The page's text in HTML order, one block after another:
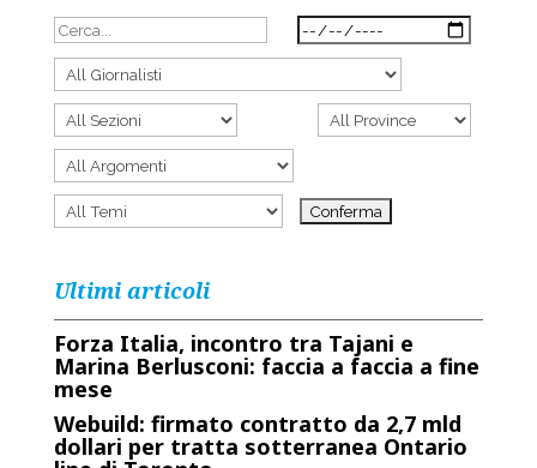
Ultimi articoli
Forza Italia, incontro tra Tajani e
Marina Berlusconi: faccia a faccia a fine
mese
Webuild: firmato contratto da 2,7 mld
dollari per tratta sotterranea Ontario